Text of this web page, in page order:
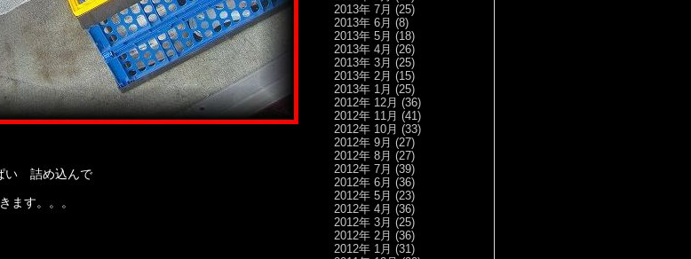
い 詰め込んで
ます。。。
2013年 7月 (25)
2013年 6月 (8)
2013年 5月 (18)
2013年 4月 (26)
2013年 3月 (25)
2013年 2月 (15)
2013年 1月 (25)
2012年 12月 (36)
2012年 11月 (41)
2012年 10月 (33)
2012年 9月 (27)
2012年 8月 (27)
2012年 7月 (39)
2012年 6月 (36)
2012年 5月 (23)
2012年 4月 (36)
2012年 3月 (25)
2012年 2月 (36)
2012年 1月 (31)